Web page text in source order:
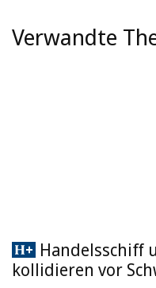
Verwandte
Handelsschiff
kollidieren vor